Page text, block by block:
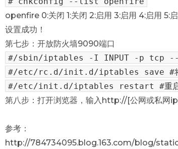
openfire 0:关闭 1:关闭 2:启用 3:启用 4:启用 5:
设置成功！
第七步：开放防火墙9090端口
#/sbin/iptables -I INPUT -p tcp --
#/etc/rc.d/init.d/iptables save #将
#/etc/init.d/iptables restart #重启防
第八步：打开浏览器，输入http://[公网或私网
参考：
http://784734095.blog.163.com/blog/